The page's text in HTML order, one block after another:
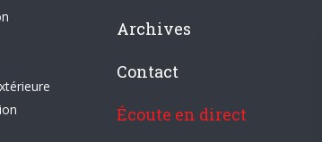
Archives
Contact
Écoute en direct